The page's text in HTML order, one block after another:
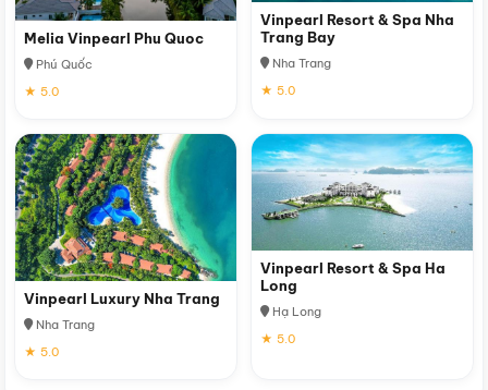
Melia Vinpearl Phu Quoc
Phú Quốc
★ 5.0
Vinpearl Resort & Spa Nha
Trang Bay
Nha Trang
★ 5.0
Vinpearl Luxury Nha Trang
Nha Trang
★ 5.0
Vinpearl Resort & Spa Ha
Long
Hạ Long
★ 5.0